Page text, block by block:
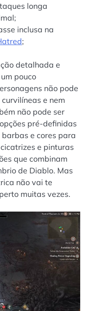
longa
inclusa na
;
detalhada e
pouco
não pode
e nem
não pode ser
pré-definidas
e cores para
e pinturas
que combinam
de Diablo. Mas
não vai te
muitas vezes.